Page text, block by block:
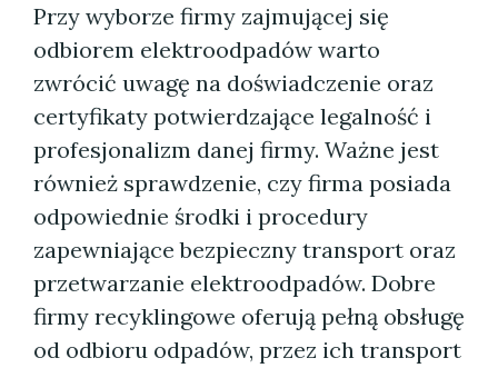
Przy wyborze firmy zajmującej się
odbiorem elektroodpadów warto
zwrócić uwagę na doświadczenie oraz
certyfikaty potwierdzające legalność i
profesjonalizm danej firmy. Ważne jest
również sprawdzenie, czy firma posiada
odpowiednie środki i procedury
zapewniające bezpieczny transport oraz
przetwarzanie elektroodpadów. Dobre
firmy recyklingowe oferują pełną obsługę
od odbioru odpadów, przez ich transport